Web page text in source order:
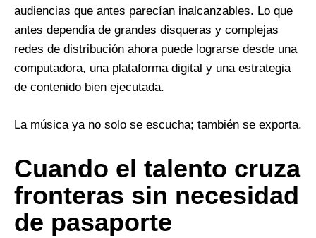
audiencias que antes parecían inalcanzables. Lo que
antes dependía de grandes disqueras y complejas
redes de distribución ahora puede lograrse desde una
computadora, una plataforma digital y una estrategia
de contenido bien ejecutada.
La música ya no solo se escucha; también se exporta.
Cuando el talento cruza
fronteras sin necesidad
de pasaporte